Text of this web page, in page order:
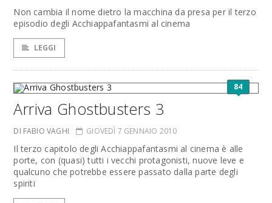
Non cambia il nome dietro la macchina da presa per il terzo
episodio degli Acchiappafantasmi al cinema
LEGGI
84
Arriva Ghostbusters 3
DI FABIO VAGHI GIOVEDÌ 7 GENNAIO 2010
Il terzo capitolo degli Acchiappafantasmi al cinema è alle
porte, con (quasi) tutti i vecchi protagonisti, nuove leve e
qualcuno che potrebbe essere passato dalla parte degli
spiriti